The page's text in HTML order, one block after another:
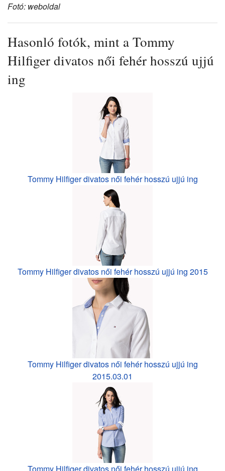
Fotó: weboldal
Hasonló fotók, mint a Tommy
Hilfiger divatos női fehér hosszú ujjú
ing
Tommy Hilfiger divatos női fehér hosszú ujjú ing
Tommy Hilfiger divatos női fehér hosszú ujjú ing 2015
Tommy Hilfiger divatos női fehér hosszú ujjú ing
2015.03.01